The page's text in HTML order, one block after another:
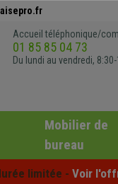
Accueil téléphonique/
01 85 85 04 73
Du lundi au vendredi,
Mobilier de
bureau
limitée - Voir